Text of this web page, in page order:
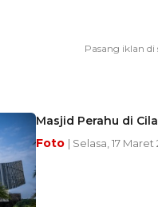
Masjid Perahu di
Foto | Selasa, 17 Maret